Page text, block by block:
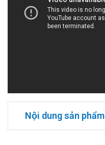
Nội dung sản phẩm